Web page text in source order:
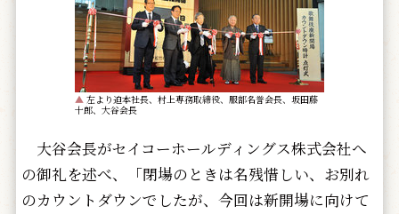
▲ 左より迫本社長、村上専務取締役、服部名誉会長、坂田藤
十郎、大谷会長
大谷会長がセイコーホールディングス株式会社へ
の御礼を述べ、「閉場のときは名残惜しい、お別れ
のカウントダウンでしたが、今回は新開場に向けて